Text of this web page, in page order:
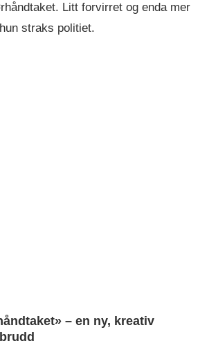
Litt forvirret og enda mer
straks politiet.
– en ny, kreativ